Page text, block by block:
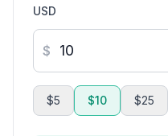
USD
$
$5 $10 $25